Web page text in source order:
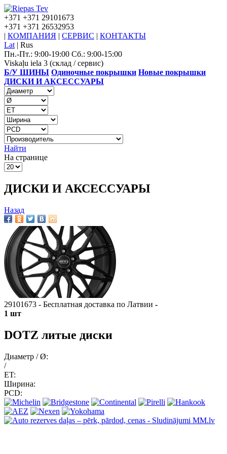
+371 +371 29101673
+371 +371 26532953
| КОМПАНИЯ | СЕРВИС | КОНТАКТЫ
Lat | Rus
Пн.-Пт.: 9:00-19:00 Сб.: 9:00-15:00
Viskaļu iela 3 (склад / сервис)
Б/У ШИНЫ Одиночные покрышки Новые покрышки
ДИСКИ И АКСЕССУАРЫ
Найти
На странице
ДИСКИ И АКСЕССУАРЫ
Назад
29101673 - Бесплатная доставка по Латвии -
1 шт
DOTZ литые диски
Диаметр / Ø:
/
ET:
Ширина:
PCD: